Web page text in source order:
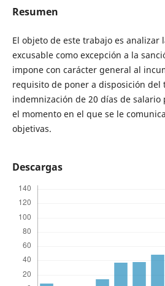
Resumen
El objeto de este trabajo es
excusable como excepción a la
impone con carácter general al
requisito de poner a disposición del
indemnización de 20 días de salario
el momento en el que se le
objetivas.
Descargas